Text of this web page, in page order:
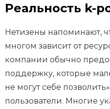
Реальность k-
Нетизены напоминают,
многом зависит от
компании обычно
поддержку, которые
не могут себе
пользователи. Многие